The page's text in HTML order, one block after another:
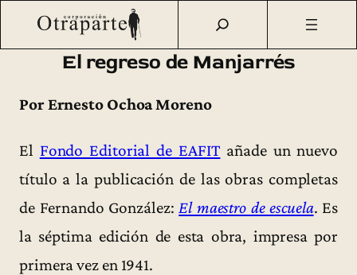
Saltar
contenido
Otraparte.org/ Corporación Archivo de prensa
El regreso
El regreso de Manjarrés
Por Ernesto Ochoa Moreno
El Fondo Editorial de EAFITañade un nuevo
título a la publicación de las obras completas
de Fernando González: El maestro de escuela. Es
la séptima edición de esta obra, impresa por
primera vez en 1941.